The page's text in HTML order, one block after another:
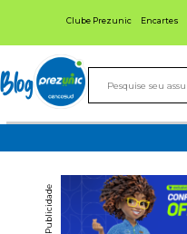
Clube Prezunic Encartes
Blog
Publicidade